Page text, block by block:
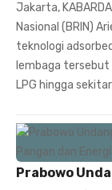
Jakarta,
Nasional (BRIN)
teknologi
lembaga
LPG hingga
Prabowo